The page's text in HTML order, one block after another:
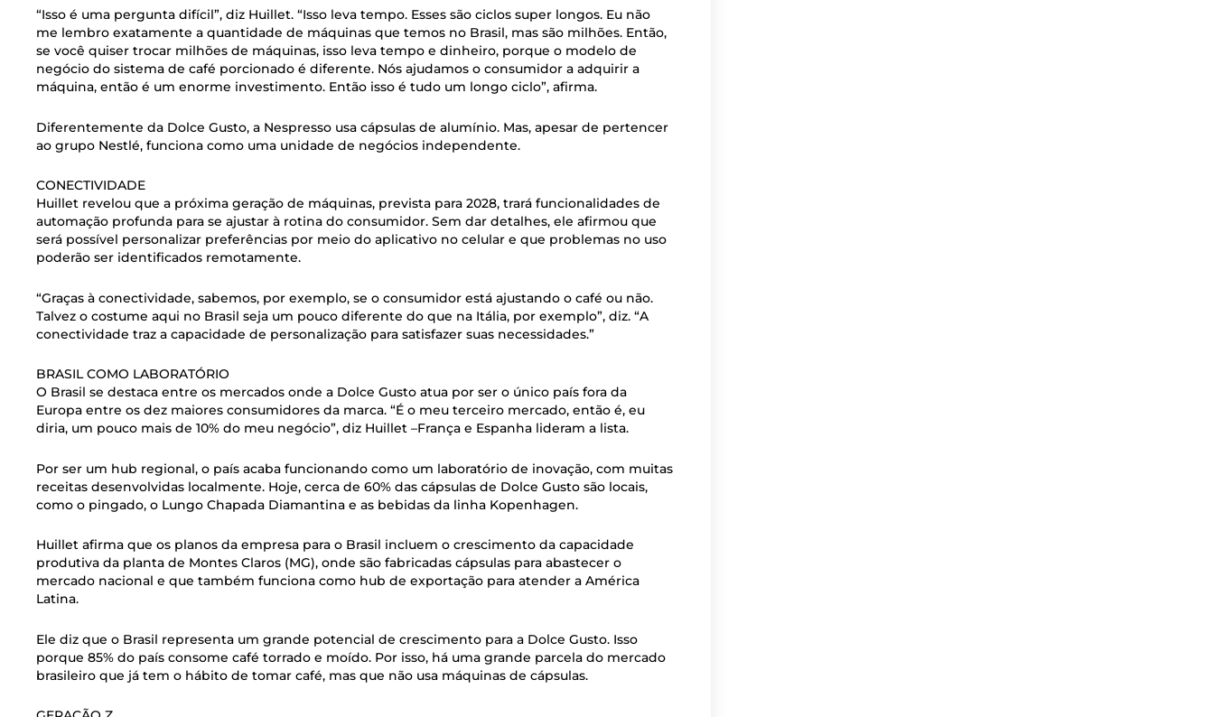
“Isso é uma pergunta difícil”, diz Huillet. “Isso leva tempo. Esses são ciclos super longos. Eu não
me lembro exatamente a quantidade de máquinas que temos no Brasil, mas são milhões. Então,
se você quiser trocar milhões de máquinas, isso leva tempo e dinheiro, porque o modelo de
negócio do sistema de café porcionado é diferente. Nós ajudamos o consumidor a adquirir a
máquina, então é um enorme investimento. Então isso é tudo um longo ciclo”, afirma.
Diferentemente da Dolce Gusto, a Nespresso usa cápsulas de alumínio. Mas, apesar de pertencer
ao grupo Nestlé, funciona como uma unidade de negócios independente.
CONECTIVIDADE
Huillet revelou que a próxima geração de máquinas, prevista para 2028, trará funcionalidades de
automação profunda para se ajustar à rotina do consumidor. Sem dar detalhes, ele afirmou que
será possível personalizar preferências por meio do aplicativo no celular e que problemas no uso
poderão ser identificados remotamente.
“Graças à conectividade, sabemos, por exemplo, se o consumidor está ajustando o café ou não.
Talvez o costume aqui no Brasil seja um pouco diferente do que na Itália, por exemplo”, diz. “A
conectividade traz a capacidade de personalização para satisfazer suas necessidades.”
BRASIL COMO LABORATÓRIO
O Brasil se destaca entre os mercados onde a Dolce Gusto atua por ser o único país fora da
Europa entre os dez maiores consumidores da marca. “É o meu terceiro mercado, então é, eu
diria, um pouco mais de 10% do meu negócio”, diz Huillet –França e Espanha lideram a lista.
Por ser um hub regional, o país acaba funcionando como um laboratório de inovação, com muitas
receitas desenvolvidas localmente. Hoje, cerca de 60% das cápsulas de Dolce Gusto são locais,
como o pingado, o Lungo Chapada Diamantina e as bebidas da linha Kopenhagen.
Huillet afirma que os planos da empresa para o Brasil incluem o crescimento da capacidade
produtiva da planta de Montes Claros (MG), onde são fabricadas cápsulas para abastecer o
mercado nacional e que também funciona como hub de exportação para atender a América
Latina.
Ele diz que o Brasil representa um grande potencial de crescimento para a Dolce Gusto. Isso
porque 85% do país consome café torrado e moído. Por isso, há uma grande parcela do mercado
brasileiro que já tem o hábito de tomar café, mas que não usa máquinas de cápsulas.